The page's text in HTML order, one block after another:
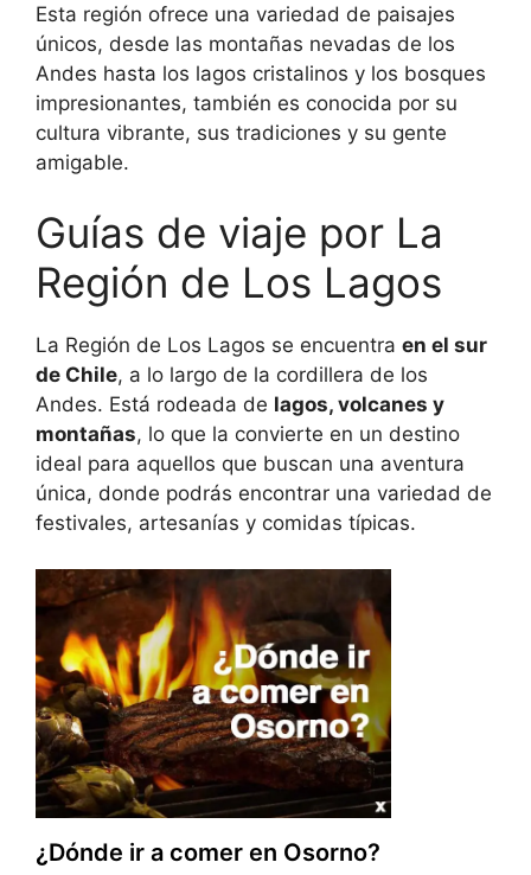
Esta región ofrece una variedad de paisajes
únicos, desde las montañas nevadas de los
Andes hasta los lagos cristalinos y los bosques
impresionantes, también es conocida por su
cultura vibrante, sus tradiciones y su gente
amigable.
Guías de viaje por La
Región de Los Lagos
La Región de Los Lagos se encuentra en el sur
de Chile, a lo largo de la cordillera de los
Andes. Está rodeada de lagos, volcanes y
montañas, lo que la convierte en un destino
ideal para aquellos que buscan una aventura
única, donde podrás encontrar una variedad de
festivales, artesanías y comidas típicas.
¿Dónde ir a comer en Osorno?